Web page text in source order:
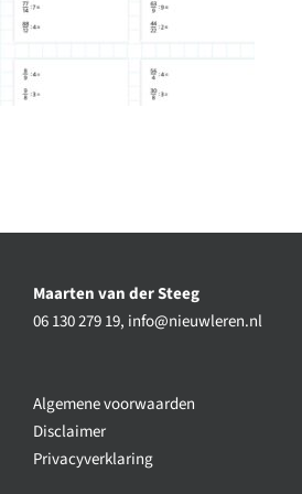
Maarten van der Steeg
06 130 279 19, info@nieuwleren.nl
Algemene voorwaarden
Disclaimer
Privacyverklaring